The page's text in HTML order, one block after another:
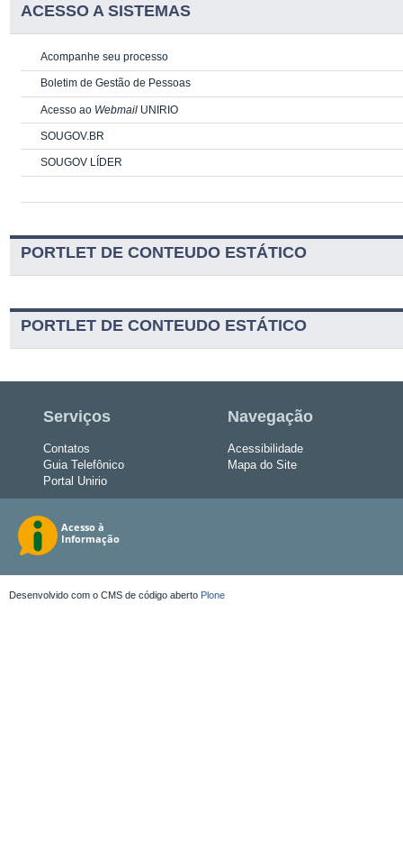
ACESSO A SISTEMAS
Acompanhe seu processo
Boletim de Gestão de Pessoas
Acesso ao Webmail UNIRIO
SOUGOV.BR
SOUGOV LÍDER
PORTLET DE CONTEUDO ESTÁTICO
PORTLET DE CONTEUDO ESTÁTICO
Serviços
Contatos
Guia Telefônico
Portal Unirio
Navegação
Acessibilidade
Mapa do Site
Desenvolvido com o CMS de código aberto Plone